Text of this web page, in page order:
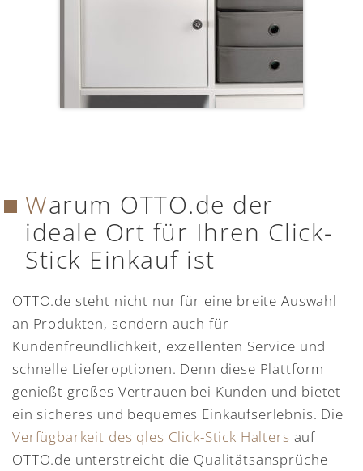
Warum OTTO.de der
ideale Ort für Ihren Click-
Stick Einkauf ist
OTTO.de steht nicht nur für eine breite Auswahl
an Produkten, sondern auch für
Kundenfreundlichkeit, exzellenten Service und
schnelle Lieferoptionen. Denn diese Plattform
genießt großes Vertrauen bei Kunden und bietet
ein sicheres und bequemes Einkaufserlebnis. Die
Verfügbarkeit des qles Click-Stick Halters auf
OTTO.de unterstreicht die Qualitätsansprüche